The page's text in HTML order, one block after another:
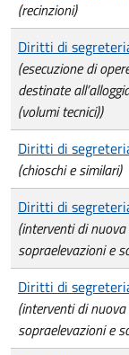
(recinzioni)
Diritti di
(esecuzione di
destinate
(volumi tecnici))
Diritti di
(chioschi e similari)
Diritti di
(interventi di
sopraelevazioni e
Diritti di
(interventi di
sopraelevazioni e